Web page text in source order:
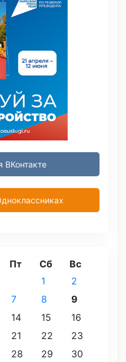
ВКонтакте
Пт Сб Вс
1
2
7 8
9
14 15
16
21 22
23
28 29
30